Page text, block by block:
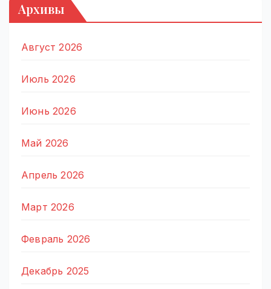
Архивы
Август 2026
Июль 2026
Июнь 2026
Май 2026
Апрель 2026
Март 2026
Февраль 2026
Декабрь 2025